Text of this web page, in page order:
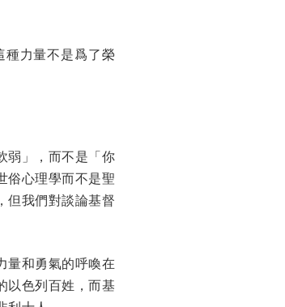
力量不是爲了榮
弱」，而不是「你
俗心理學而不是聖
但我們對談論基督
量和勇氣的呼喚在
以色列百姓，而基